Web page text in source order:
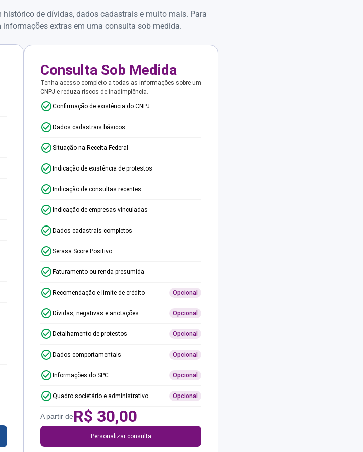
de dívidas, dados cadastrais e muito mais. Para
extras em uma consulta sob medida.
Consulta Sob Medida
Tenha acesso completo a todas as informações sobre um
CNPJ e reduza riscos de inadimplência.
Confirmação de existência do CNPJ
Dados cadastrais básicos
Situação na Receita Federal
Indicação de existência de protestos
Indicação de consultas recentes
Indicação de empresas vinculadas
Dados cadastrais completos
Serasa Score Positivo
Faturamento ou renda presumida
Recomendação e limite de crédito Opcional
Dívidas, negativas e anotações Opcional
Detalhamento de protestos Opcional
Dados comportamentais Opcional
Informações do SPC Opcional
Quadro societário e administrativo Opcional
A partir deR$ 30,00
Personalizar consulta